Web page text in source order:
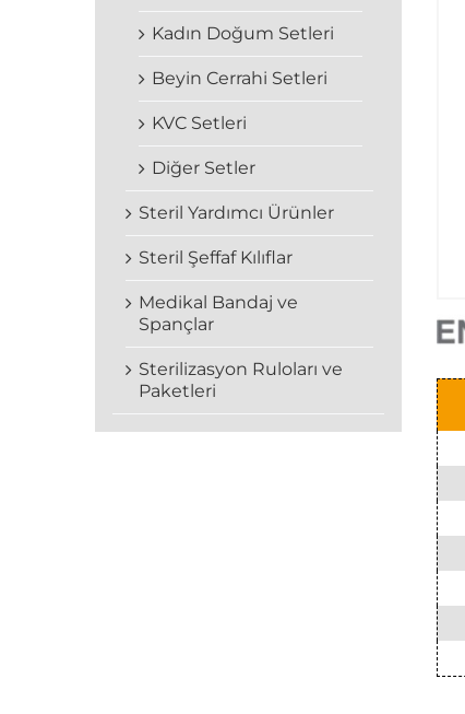
Kadın Doğum Setleri
Beyin Cerrahi Setleri
KVC Setleri
Diğer Setler
Steril Yardımcı Ürünler
Steril Şeffaf Kılıflar
Medikal Bandaj ve
Spançlar
Sterilizasyon Ruloları ve
Paketleri